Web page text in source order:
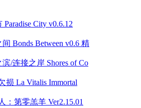
City v0.6.12
Bonds Between v0.6 精
/连接之岸 Shores of Co
损 La Vitalis Immortal
：第零羔羊 Ver2.15.01